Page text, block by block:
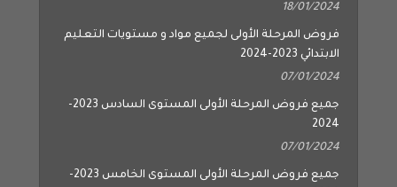
18/01/2024
فروض المرحلة الأولى لجميع مواد و مستويات التعليم
الابتدائي 2023-2024
07/01/2024
جميع فروض المرحلة الأولى المستوى السادس 2023-
2024
07/01/2024
جميع فروض المرحلة الأولى المستوى الخامس 2023-